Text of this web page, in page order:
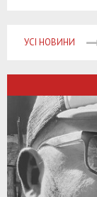
УСІ НОВИНИ